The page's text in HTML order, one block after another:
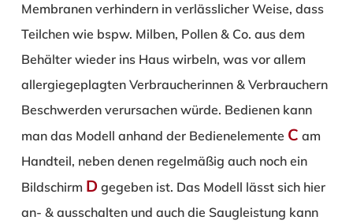
Membranen verhindern in verlässlicher Weise, dass
Teilchen wie bspw. Milben, Pollen & Co. aus dem
Behälter wieder ins Haus wirbeln, was vor allem
allergiegeplagten Verbraucherinnen & Verbrauchern
Beschwerden verursachen würde. Bedienen kann
man das Modell anhand der Bedienelemente C am
Handteil, neben denen regelmäßig auch noch ein
Bildschirm Dgegeben ist. Das Modell lässt sich hier
an- & ausschalten und auch die Saugleistung kann